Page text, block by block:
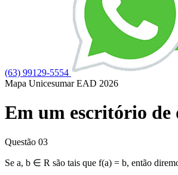
(63) 99129-5554
Mapa Unicesumar EAD 2026
Em um escritório de
Questão 03
Se a, b ∈ R são tais que f(a) = b, então